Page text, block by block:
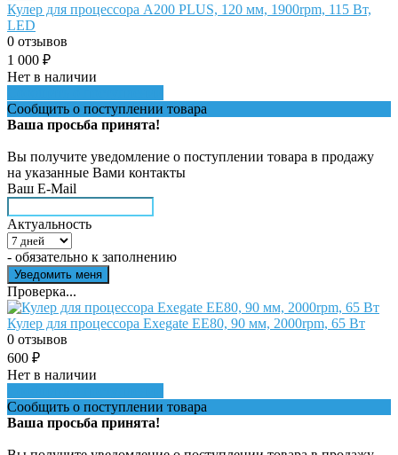
Кулер для процессора A200 PLUS, 120 мм, 1900rpm, 115 Вт,
LED
0 отзывов
1 000 ₽
Нет в наличии
Сообщить о поступлении товара
Ваша просьба принята!
Вы получите уведомление о поступлении товара в продажу
на указанные Вами контакты
Ваш E-Mail
Актуальность
- обязательно к заполнению
Проверка...
Кулер для процессора Exegate EE80, 90 мм, 2000rpm, 65 Вт
0 отзывов
600 ₽
Нет в наличии
Сообщить о поступлении товара
Ваша просьба принята!